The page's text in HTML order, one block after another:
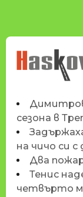
сезона в
на чичо си с
Два
Тенис
четвърто